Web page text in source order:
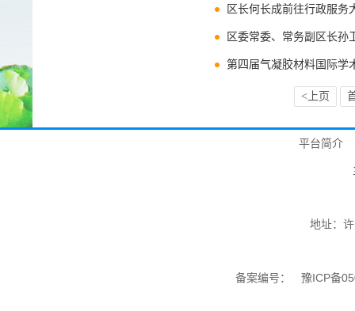
区长何长成前往行政服务
区委常委、常务副区长孙
第四届气凝胶材料国际学
<上页
平台简介
地址：
备案编号： 豫ICP备